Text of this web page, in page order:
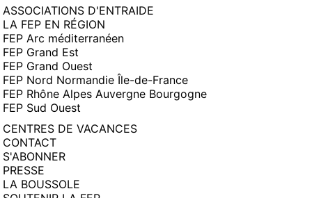
ASSOCIATIONS D'ENTRAIDE
LA FEP EN RÉGION
FEP Arc méditerranéen
FEP Grand Est
FEP Grand Ouest
FEP Nord Normandie Île-de-France
FEP Rhône Alpes Auvergne Bourgogne
FEP Sud Ouest
CENTRES DE VACANCES
CONTACT
S'ABONNER
PRESSE
LA BOUSSOLE